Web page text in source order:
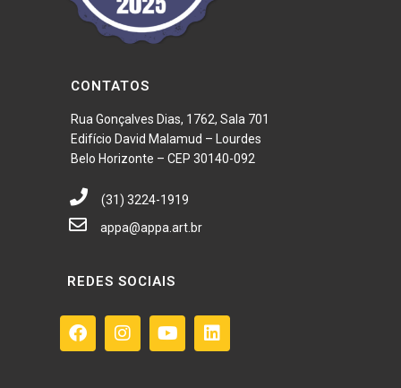
CONTATOS
Rua Gonçalves Dias, 1762, Sala 701
Edifício David Malamud – Lourdes
Belo Horizonte – CEP 30140-092
(31) 3224-1919
appa@appa.art.br
REDES SOCIAIS